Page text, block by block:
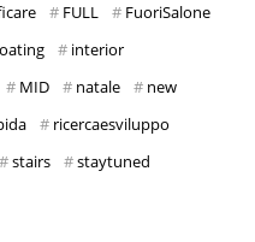
FULL
FuoriSalone
interior
MID natale
new
ricercaesviluppo
stairs
staytuned